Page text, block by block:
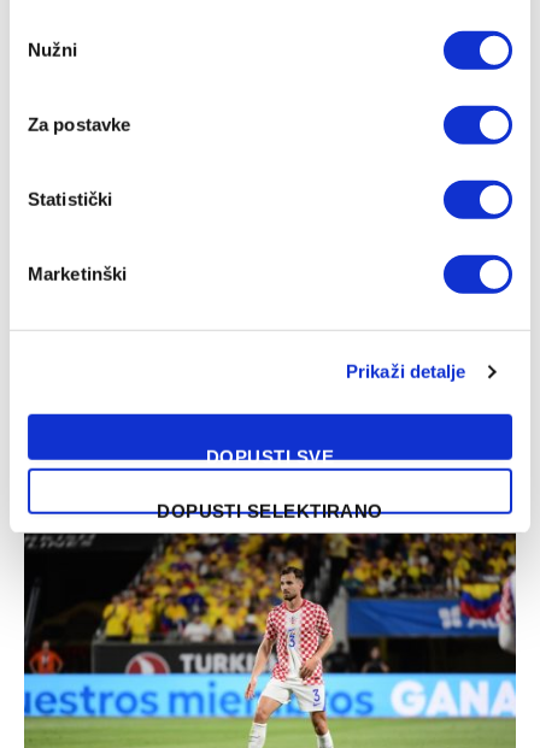
Selection
Nužni
Za postavke
Statistički
Marketinški
Prikaži detalje
DOPUSTI SVE
DOPUSTI SELEKTIRANO
SLIČNE OBJAVE
Del Piero: Nema potrebe da se Alajbegović stavlja pod
preveliki pritisak